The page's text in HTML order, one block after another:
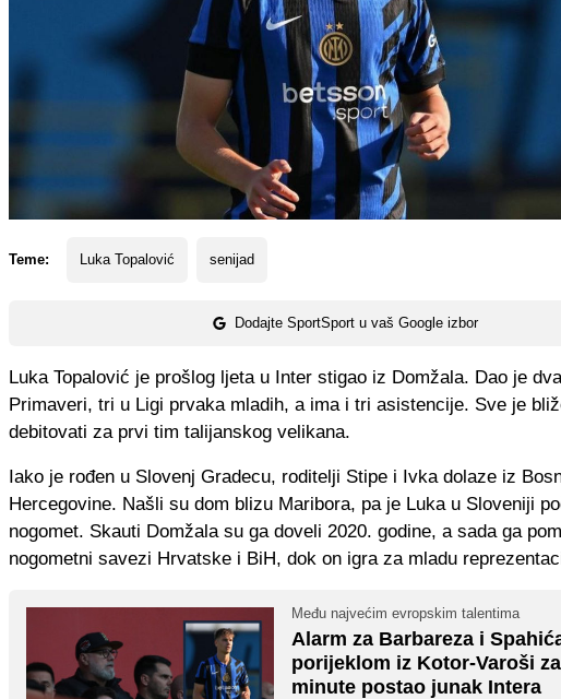
Teme: Luka Topalović senijad
Dodajte SportSport u vaš Google izbor
Luka Topalović je prošlog ljeta u Inter stigao iz Domžala. Dao je
Primaveri, tri u Ligi prvaka mladih, a ima i tri asistencije. Sve je
debitovati za prvi tim talijanskog velikana.
Iako je rođen u Slovenj Gradecu, roditelji Stipe i Ivka dolaze iz
Hercegovine. Našli su dom blizu Maribora, pa je Luka u Sloveniji
nogomet. Skauti Domžala su ga doveli 2020. godine, a sada ga
nogometni savezi Hrvatske i BiH, dok on igra za mladu
Među najvećim evropskim talentima
Alarm za Barbareza i
porijeklom iz Kotor-Varoši
minute postao junak Intera